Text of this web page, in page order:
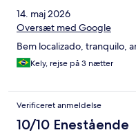
14. maj 2026
Oversæt med Google
Bem localizado, tranquilo,
Kely, rejse på 3 nætter
Verificeret anmeldelse
10/10 Enestående